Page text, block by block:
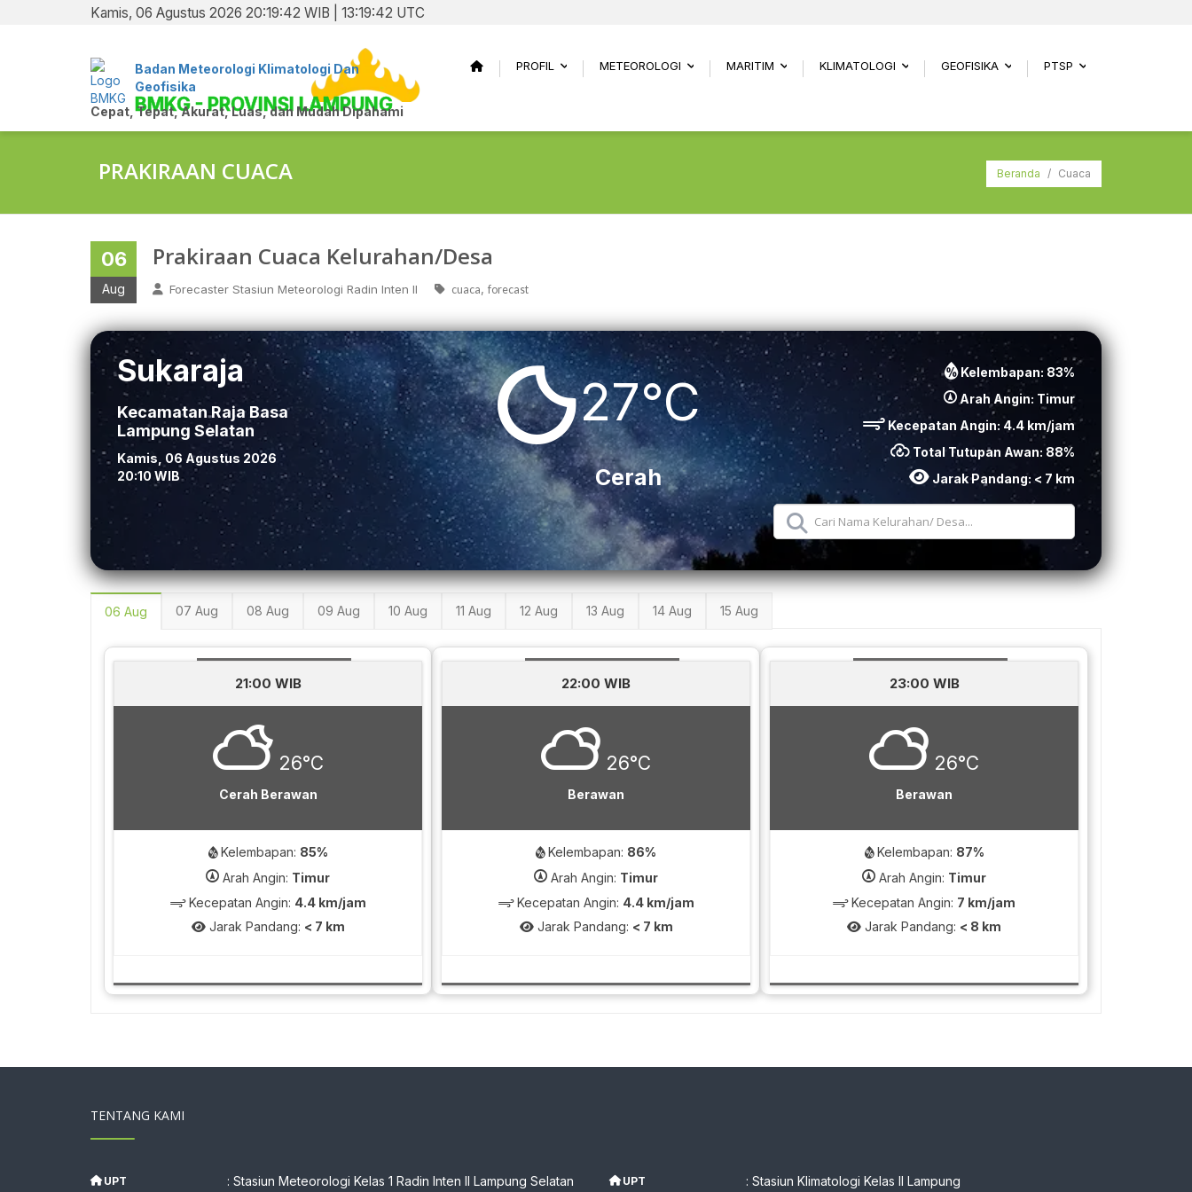
Kamis, 06 Agustus 2026 20:19:43 WIB | 13:19:43 UTC
Badan Meteorologi Klimatologi Dan
Geofisika
BMKG - PROVINSI LAMPUNG
PROFIL METEOROLOGI MARITIM KLIMATOLOGI GEOFISIKA PTSP
Cepat, Tepat, Akurat, Luas, dan Mudah Dipahami
PRAKIRAAN CUACA Beranda / Cuaca
06
Aug
Prakiraan Cuaca Kelurahan/Desa
Forecaster Stasiun Meteorologi Radin Inten II cuaca, forecast
Sukaraja
Kecamatan Raja Basa
Lampung Selatan
Kamis, 06 Agustus 2026
20:10 WIB
27°C
Cerah
Kelembapan: 83%
Arah Angin: Timur
Kecepatan Angin: 4.4 km/jam
Total Tutupan Awan: 88%
Jarak Pandang: < 7 km
06 Aug 07 Aug 08 Aug 09 Aug 10 Aug 11 Aug 12 Aug 13 Aug 14 Aug 15 Aug
21:00 WIB
26°C
Cerah Berawan
Kelembapan: 85%
Arah Angin: Timur
Kecepatan Angin: 4.4 km/jam
Jarak Pandang: < 7 km
22:00 WIB
26°C
Berawan
Kelembapan: 86%
Arah Angin: Timur
Kecepatan Angin: 4.4 km/jam
Jarak Pandang: < 7 km
23:00 WIB
26°C
Berawan
Kelembapan: 87%
Arah Angin: Timur
Kecepatan Angin: 7 km/jam
Jarak Pandang: < 8 km
TENTANG KAMI
UPT : Stasiun Meteorologi Kelas 1 Radin Inten II Lampung Selatan UPT : Stasiun Klimatologi Kelas II Lampung